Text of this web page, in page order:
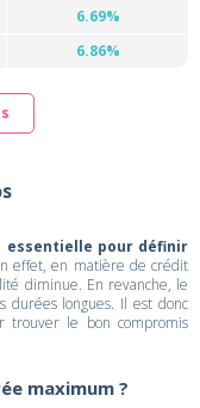
6.69%
6.86%
essentielle pour définir
effet, en matière de crédit
diminue. En revanche, le
longues. Il est donc
trouver le bon compromis
maximum ?